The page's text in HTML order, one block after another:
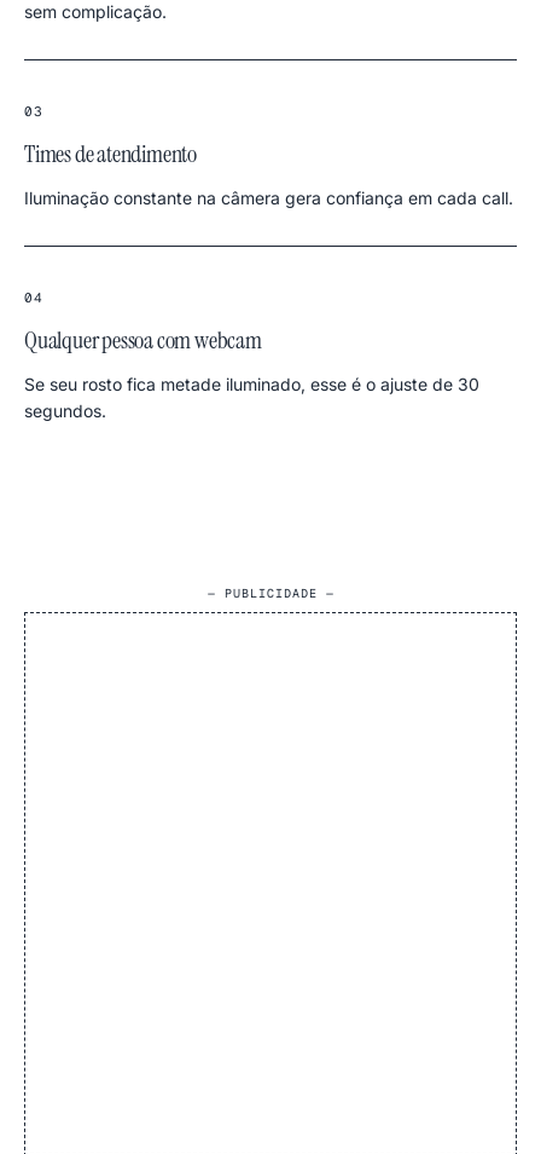
sem complicação.
03
Times de atendimento
Iluminação constante na câmera gera confiança em cada call.
04
Qualquer pessoa com webcam
Se seu rosto fica metade iluminado, esse é o ajuste de 30
segundos.
— PUBLICIDADE —